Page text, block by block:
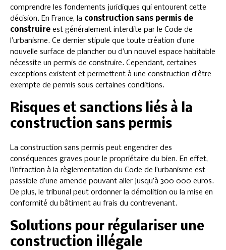
comprendre les fondements juridiques qui entourent cette
décision. En France, la construction sans permis de
construire est généralement interdite par le Code de
l’urbanisme. Ce dernier stipule que toute création d’une
nouvelle surface de plancher ou d’un nouvel espace habitable
nécessite un permis de construire. Cependant, certaines
exceptions existent et permettent à une construction d’être
exempte de permis sous certaines conditions.
Risques et sanctions liés à la
construction sans permis
La construction sans permis peut engendrer des
conséquences graves pour le propriétaire du bien. En effet,
l’infraction à la règlementation du Code de l’urbanisme est
passible d’une amende pouvant aller jusqu’à 300 000 euros.
De plus, le tribunal peut ordonner la démolition ou la mise en
conformité du bâtiment au frais du contrevenant.
Solutions pour régulariser une
construction illégale